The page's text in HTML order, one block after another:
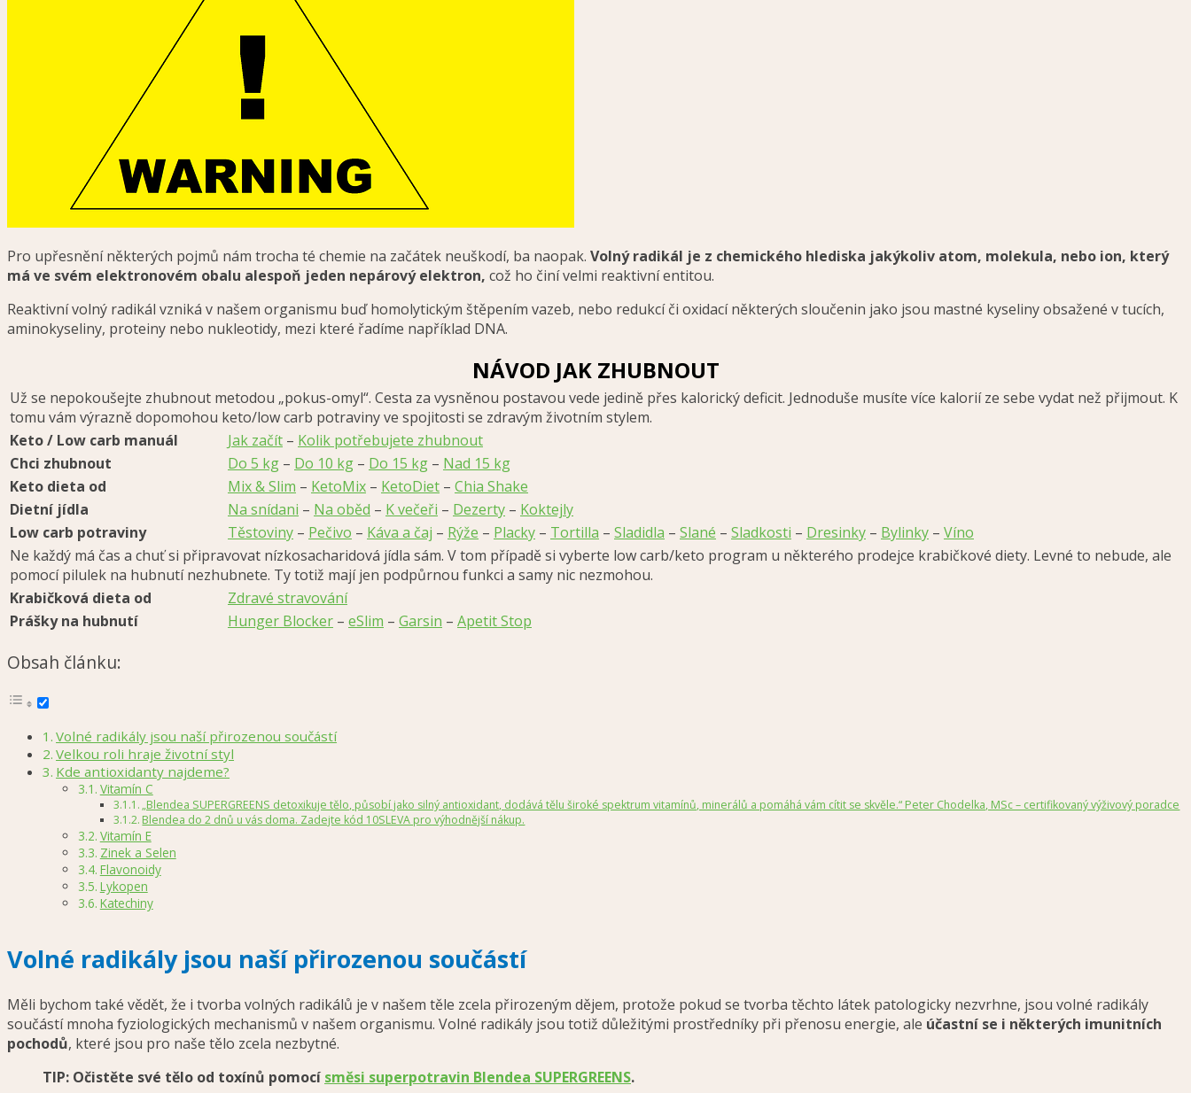
Pro upřesnění některých pojmů nám trocha té chemie na začátek neuškodí, ba naopak. Volný radikál je z chemického hlediska jakýkoliv atom, molekula, nebo ion, který
má ve svém elektronovém obalu alespoň jeden nepárový elektron, což ho činí velmi reaktivní entitou.
Reaktivní volný radikál vzniká v našem organismu buď homolytickým štěpením vazeb, nebo redukcí či oxidací některých sloučenin jako jsou mastné kyseliny obsažené v tucích,
aminokyseliny, proteiny nebo nukleotidy, mezi které řadíme například DNA.
NÁVOD JAK ZHUBNOUT
Už se nepokoušejte zhubnout metodou „pokus-omyl“. Cesta za vysněnou postavou vede jedině přes kalorický deficit. Jednoduše musíte více kalorií ze sebe vydat než přijmout. K
tomu vám výrazně dopomohou keto/low carb potraviny ve spojitosti se zdravým životním stylem.
Keto / Low carb manuál
Jak začít – Kolik potřebujete zhubnout
Chci zhubnout
Do 5 kg – Do 10 kg – Do 15 kg – Nad 15 kg
Keto dieta od
Mix & Slim – KetoMix – KetoDiet – Chia Shake
Dietní jídla
Na snídani – Na oběd – K večeři – Dezerty – Koktejly
Low carb potraviny
Těstoviny – Pečivo – Káva a čaj – Rýže – Placky – Tortilla – Sladidla – Slané – Sladkosti – Dresinky – Bylinky – Víno
Ne každý má čas a chuť si připravovat nízkosacharidová jídla sám. V tom případě si vyberte low carb/keto program u některého prodejce krabičkové diety. Levné to nebude, ale
pomocí pilulek na hubnutí nezhubnete. Ty totiž mají jen podpůrnou funkci a samy nic nezmohou.
Krabičková dieta od
Zdravé stravování
Prášky na hubnutí
Hunger Blocker – eSlim – Garsin – Apetit Stop
Obsah článku:
Volné radikály jsou naší přirozenou součástí
Velkou roli hraje životní styl
Kde antioxidanty najdeme?
Vitamín C
„Blendea SUPERGREENS detoxikuje tělo, působí jako silný antioxidant, dodává tělu široké spektrum vitamínů, minerálů a pomáhá vám cítit se skvěle.“ Peter Chodelka, MSc – certifikovaný výživový poradce
Blendea do 2 dnů u vás doma. Zadejte kód 10SLEVA pro výhodnější nákup.
Vitamín E
Zinek a Selen
Flavonoidy
Lykopen
Katechiny
Volné radikály jsou naší přirozenou součástí
Měli bychom také vědět, že i tvorba volných radikálů je v našem těle zcela přirozeným dějem, protože pokud se tvorba těchto látek patologicky nezvrhne, jsou volné radikály
součástí mnoha fyziologických mechanismů v našem organismu. Volné radikály jsou totiž důležitými prostředníky při přenosu energie, ale účastní se i některých imunitních
pochodů, které jsou pro naše tělo zcela nezbytné.
TIP: Očistěte své tělo od toxínů pomocí směsi superpotravin Blendea SUPERGREENS.